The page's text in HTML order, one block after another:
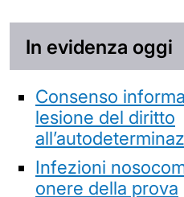
In evidenza oggi
Consenso
lesione del diritto
Infezioni
onere della prova